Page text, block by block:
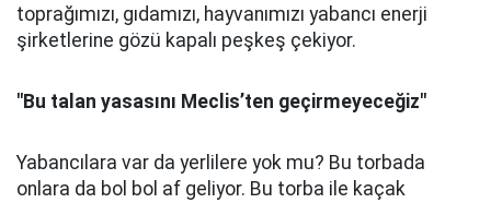
toprağımızı, gıdamızı, hayvanımızı yabancı enerji
şirketlerine gözü kapalı peşkeş çekiyor.
"Bu talan yasasını Meclis’ten geçirmeyeceğiz"
Yabancılara var da yerlilere yok mu? Bu torbada
onlara da bol bol af geliyor. Bu torba ile kaçak